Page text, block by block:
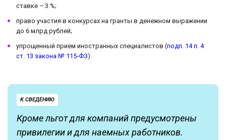
ставке – 3 %;
право участия в конкурсах на гранты в денежном выражении
до 6 млрд рублей;
упрощенный прием иностранных специалистов (подп. 14 п. 4
ст. 13 закона № 115-ФЗ).
К СВЕДЕНИЮ
Кроме льгот для компаний предусмотрены
привилегии и для наемных работников.